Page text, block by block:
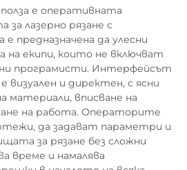
е оперативната
лазерно рязане с
предназначена да улесни
екипи, които не включват
програмисти. Интерфейсът
визуален и директен, с ясни
материали, вписване на
на работа. Операторите
да задават параметри и
за рязане без сложни
време и намалява